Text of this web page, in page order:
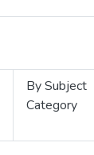
By Subject
Category